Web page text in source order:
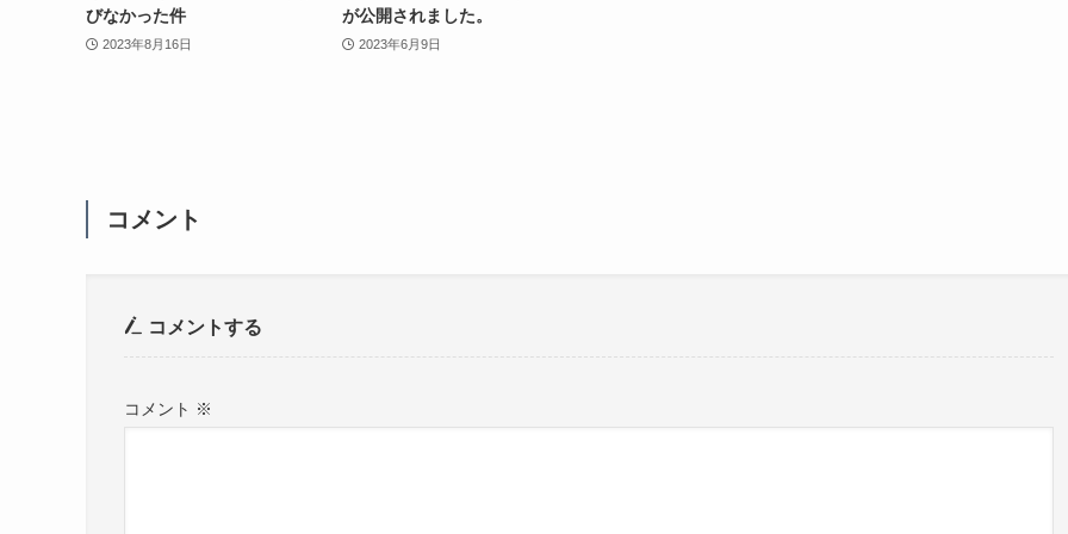
びなかった件
2023年8月16日
が公開されました。
2023年6月9日
コメント
コメントする
コメント ※